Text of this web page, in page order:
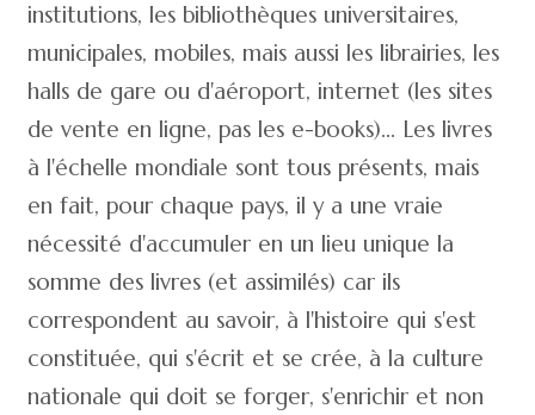
institutions, les bibliothèques universitaires,
municipales, mobiles, mais aussi les librairies, les
halls de gare ou d'aéroport, internet (les sites
de vente en ligne, pas les e-books)... Les livres
à l'échelle mondiale sont tous présents, mais
en fait, pour chaque pays, il y a une vraie
nécessité d'accumuler en un lieu unique la
somme des livres (et assimilés) car ils
correspondent au savoir, à l'histoire qui s'est
constituée, qui s'écrit et se crée, à la culture
nationale qui doit se forger, s'enrichir et non